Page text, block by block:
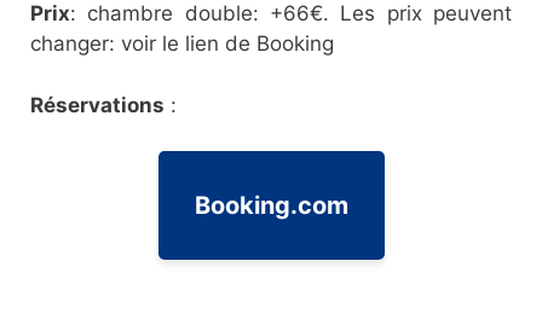
Prix: chambre double: +66€. Les prix peuvent
changer: voir le lien de Booking
Réservations :
Booking.com